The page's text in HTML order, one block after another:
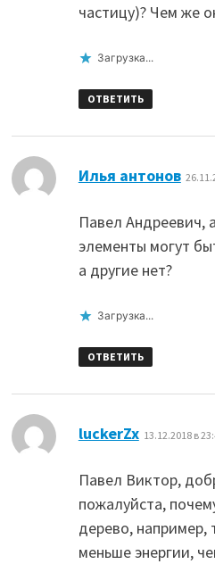
частицу)? Чем же
Загрузка...
ОТВЕТИТЬ
Илья антонов:
Павел Андреевич,
элементы могут
а другие нет?
Загрузка...
ОТВЕТИТЬ
luckerZx: 13.12.2018 в
Павел Виктор,
пожалуйста,
дерево, например,
меньше энергии,